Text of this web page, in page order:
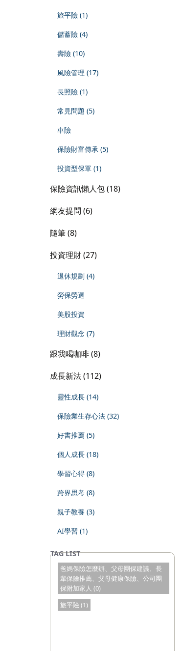
旅平險 (1)
儲蓄險 (4)
壽險 (10)
風險管理 (17)
長照險 (1)
常見問題 (5)
車險
保險財富傳承 (5)
投資型保單 (1)
保險資訊懶人包 (18)
網友提問 (6)
隨筆 (8)
投資理財 (27)
退休規劃 (4)
勞保勞退
美股投資
理財觀念 (7)
跟我喝咖啡 (8)
成長新法 (112)
靈性成長 (14)
保險業生存心法 (32)
好書推薦 (5)
個人成長 (18)
學習心得 (8)
跨界思考 (8)
親子教養 (3)
AI學習 (1)
爸媽保險怎麼辦、父母團保建議、長
輩保險推薦、父母健康保險、公司團
保附加家人 (0)
旅平險 (1)